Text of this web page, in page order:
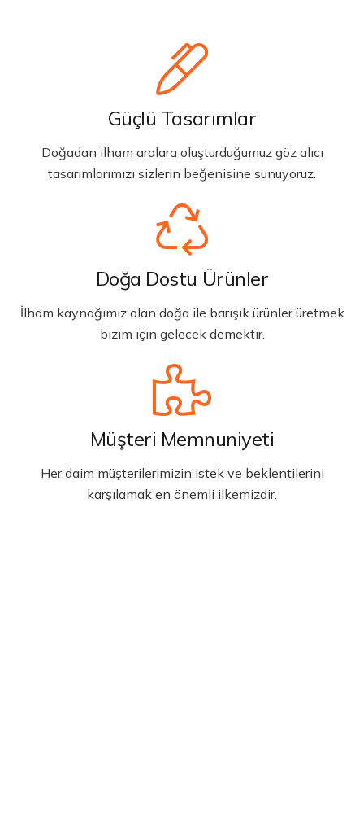
Güçlü Tasarımlar
Doğadan ilham aralara oluşturduğumuz göz alıcı
tasarımlarımızı sizlerin beğenisine sunuyoruz.
Doğa Dostu Ürünler
İlham kaynağımız olan doğa ile barışık ürünler üretmek
bizim için gelecek demektir.
Müşteri Memnuniyeti
Her daim müşterilerimizin istek ve beklentilerini
karşılamak en önemli ilkemizdir.